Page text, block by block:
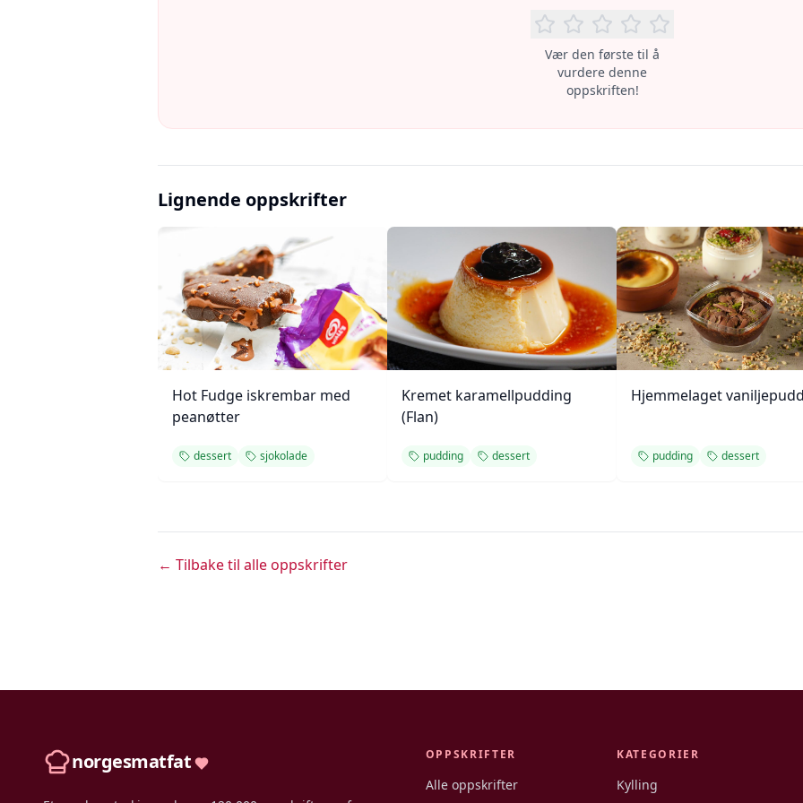
Vær den første til å
vurdere denne
oppskriften!
Lignende oppskrifter
Hot Fudge iskrembar med
peanøtter
dessert sjokolade
Kremet karamellpudding
(Flan)
pudding dessert
Hjemmelaget
pudding dessert
← Tilbake til alle oppskrifter
norgesmatfat OPPSKRIFTER
Alle oppskrifter
KATEGORIER
Kylling